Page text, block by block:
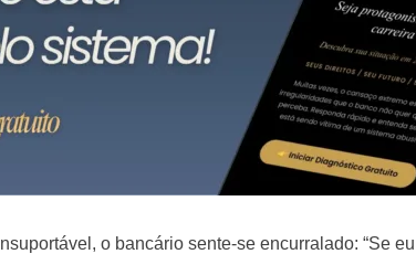
o bancário sente-se encurralado: “Se